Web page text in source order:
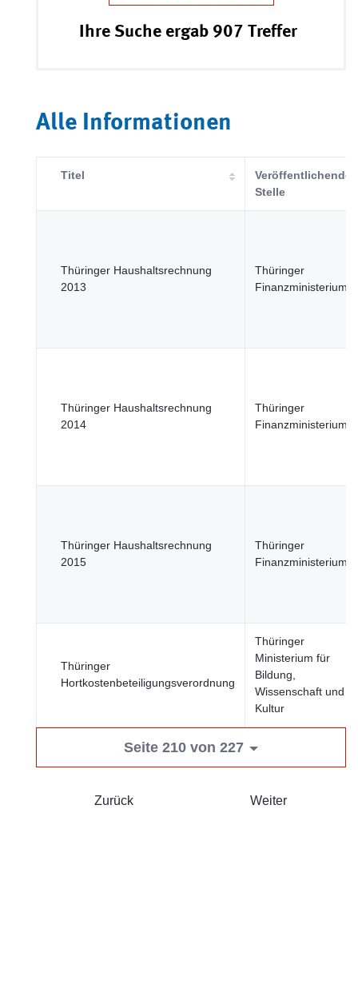
Ihre Suche ergab 907 Treffer
Alle Informationen
Titel
Veröffentlichende
Stelle
Thüringer Haushaltsrechnung
2013
Thüringer
Finanzministerium
Thüringer Haushaltsrechnung
2014
Thüringer
Finanzministerium
Thüringer Haushaltsrechnung
2015
Thüringer
Finanzministerium
Thüringer
Hortkostenbeteiligungsverordnung
Thüringer
Ministerium für
Bildung,
Wissenschaft und
Kultur
Seite 210 von 227
Zurück Weiter